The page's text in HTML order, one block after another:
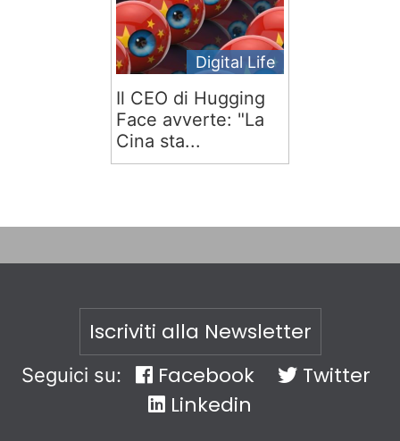
Digital Life
Il CEO di Hugging
Face avverte: "La
Cina sta...
Iscriviti alla Newsletter
Seguici su: Facebook
Twitter
Linkedin